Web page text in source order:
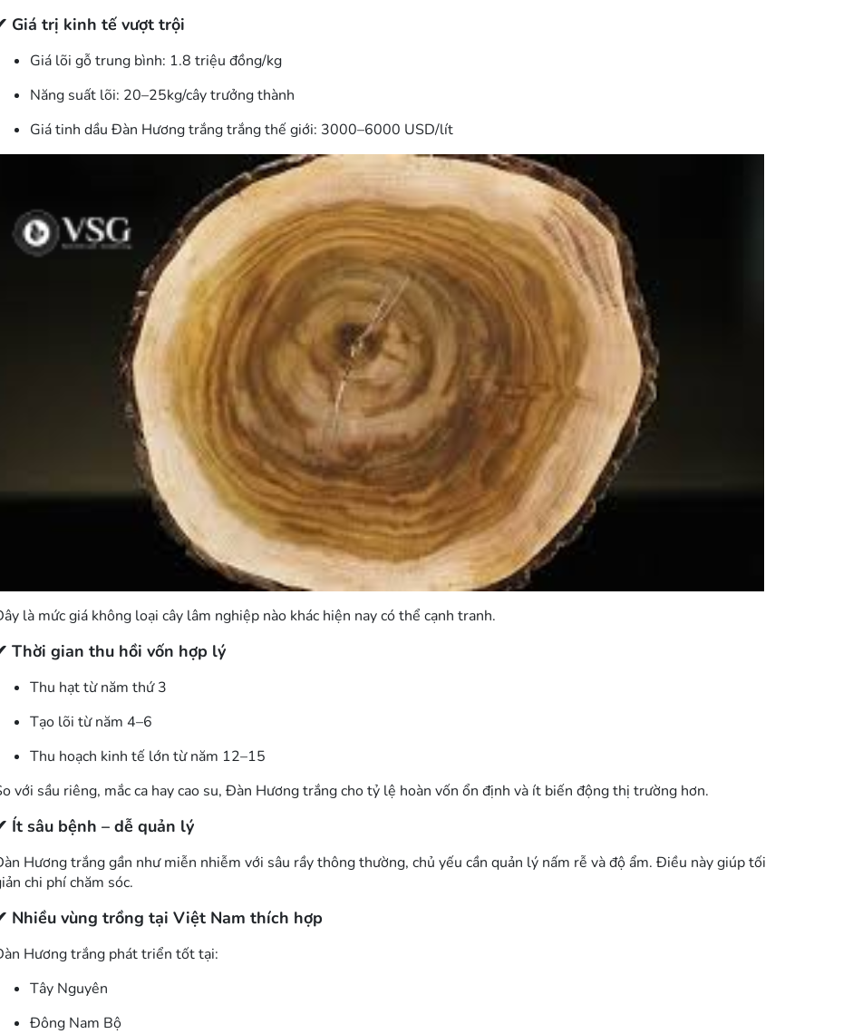
Giá trị kinh tế vượt trội
Giá lõi gỗ trung bình: 1.8 triệu đồng/kg
Năng suất lõi: 20–25kg/cây trưởng thành
Giá tinh dầu Đàn Hương trắng trắng thế giới: 3000–6000 USD/lít
là mức giá không loại cây lâm nghiệp nào khác hiện nay có thể cạnh tranh.
Thời gian thu hồi vốn hợp lý
Thu hạt từ năm thứ 3
Tạo lõi từ năm 4–6
Thu hoạch kinh tế lớn từ năm 12–15
với sầu riêng, mắc ca hay cao su, Đàn Hương trắng cho tỷ lệ hoàn vốn ổn định và ít biến động thị trường hơn.
Ít sâu bệnh – dễ quản lý
Hương trắng gần như miễn nhiễm với sâu rầy thông thường, chủ yếu cần quản lý nấm rễ và độ ẩm. Điều này giúp tối
chi phí chăm sóc.
Nhiều vùng trồng tại Việt Nam thích hợp
Hương trắng phát triển tốt tại:
Tây Nguyên
Đông Nam Bộ